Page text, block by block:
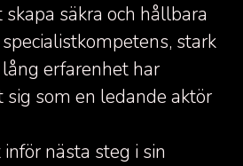
säkra och hållbara
stark
erfarenhet har
som en ledande aktör
nästa steg i sin